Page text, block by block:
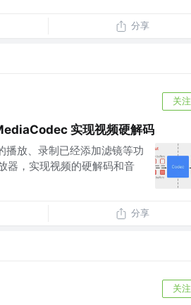
分享
关注
实现视频硬解码
播放、录制已经添加滤镜等功
器，实现视频的硬解码和音
分享
关注